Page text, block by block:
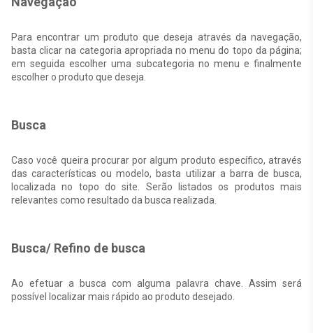
Para encontrar um produto que deseja através da navegação,
basta clicar na categoria apropriada no menu do topo da página;
em seguida escolher uma subcategoria no menu e finalmente
escolher o produto que deseja.
Busca
Caso você queira procurar por algum produto específico, através
das características ou modelo, basta utilizar a barra de busca,
localizada no topo do site. Serão listados os produtos mais
relevantes como resultado da busca realizada.
Busca/ Refino de busca
Ao efetuar a busca com alguma palavra chave. Assim será
possível localizar mais rápido ao produto desejado.